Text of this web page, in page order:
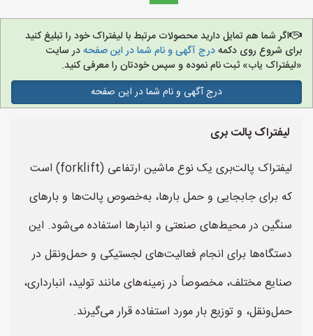
اگر شما هم تمایل دارید محصولات مرتبط با لیفتراک خود را تبلیغ کنید
برای شروع روی دکمهدرج آگهی و نام شما در این صفحهدر سایت
«لیفتراک یاب» ثبت نام نموده و سپس خودتان را معرفی کنید.
درج آگهی و نام شما در این صفحه
لیفتراک پالت بری
لیفتراک پالت‌بری یک نوع ماشین ارتفاعی (forklift) است
که برای جابجایی و حمل بارها، به‌خصوص پالت‌ها و بارهای
سنگین در محیط‌های صنعتی و انبارها استفاده می‌شود. این
دستگاه‌ها برای انجام فعالیت‌های لجستیکی و حمل‌ونقل در
صنایع مختلف، مخصوصاً در زمینه‌های مانند تولید، انبارداری،
حمل‌ونقل، و توزیع بار مورد استفاده قرار می‌گیرند.